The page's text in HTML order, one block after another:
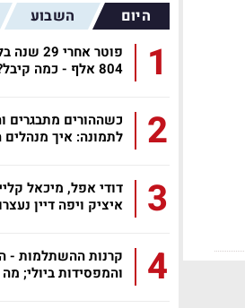
היום השבוע
1
פוטר
804 אלף - כמה קיבל?
2
כשההורים מתבגרים
לתמונה: איך מנהלים
3
דודי אפל, מיכאל
איציק ויפה דיין
4
קרנות ההשתלמות -
והמפסידות ביולי;